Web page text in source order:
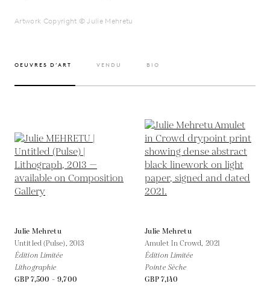
Artwork Copyright © Julie Mehretu
OEUVRES D’ART VENDU BIO
Julie Mehretu
Untitled (Pulse), 2013
Édition Limitée
Lithographie
GBP 7,500 - 9,700
Julie Mehretu
Amulet In Crowd, 2021
Édition Limitée
Pointe Sèche
GBP 7,140